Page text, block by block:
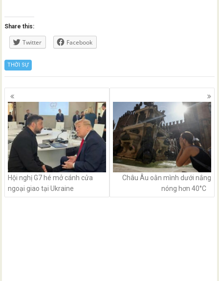
Share this:
Twitter Facebook
THỜI SỰ
Posts
navigation
Hội nghị G7 hé mở cánh cửa
ngoại giao tại Ukraine
Châu Âu oằn mình dưới nắng
nóng hơn 40°C